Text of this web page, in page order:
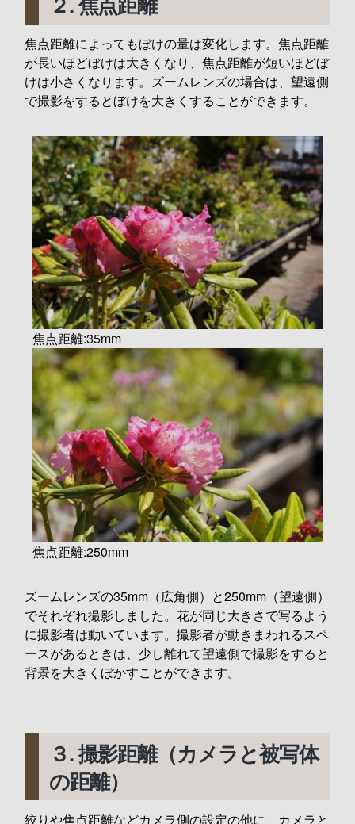
焦点距離によってもぼけの量は変化します。焦点距離
が長いほどぼけは大きくなり、焦点距離が短いほどぼ
けは小さくなります。ズームレンズの場合は、望遠側
で撮影をするとぼけを大きくすることができます。
焦点距離:35mm
焦点距離:250mm
ズームレンズの35mm（広角側）と250mm（望遠側）
でそれぞれ撮影しました。花が同じ大きさで写るよう
に撮影者は動いています。撮影者が動きまわれるスペ
ースがあるときは、少し離れて望遠側で撮影をすると
背景を大きくぼかすことができます。
３. 撮影距離（カメラと被写体
の距離）
絞りや焦点距離などカメラ側の設定の他に、カメラと